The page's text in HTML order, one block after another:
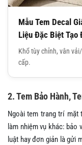
Mẫu Tem Decal
Liệu Đặc Biệt Tạo
Khổ tùy chỉnh, vân
cấp.
2. Tem Bảo Hành,
Ngoài tem trang trí mặt
làm nhiệm vụ khác: bảo
luật hay đơn giản là gửi